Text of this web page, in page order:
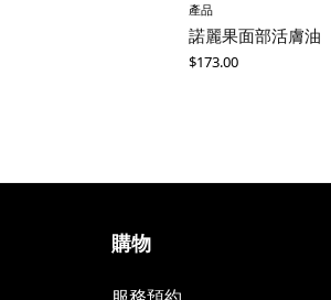
產品
諾麗果面部活膚油
$173.00
購物